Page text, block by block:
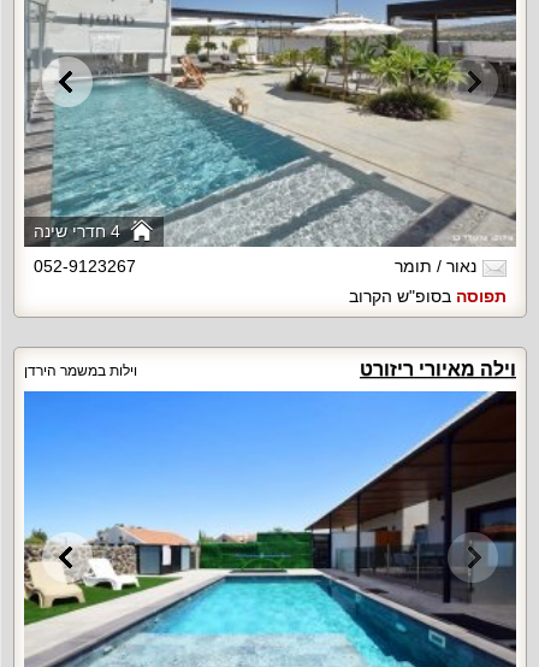
4 חדרי שינה
נאור / תומר
052-9123267
תפוסה בסופ"ש הקרוב
וילה מאיורי ריזורט וילות במשמר הירדן